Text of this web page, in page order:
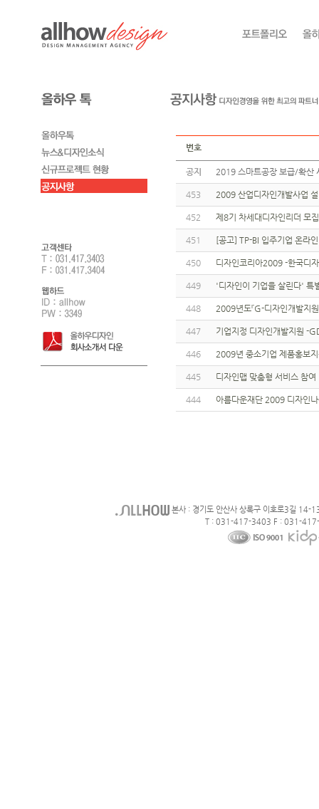
번호
공지 2019 스마트공장 보급/확
453 2009 산업디자인개발사업
452 제8기 차세대디자인리더 모
451 [공고] TP-BI 입주기업 온라
450 디자인코리아2009 -한국디
449 '디자인이 기업을 살린다' 특
448 2009년도『G-디자인개발지
447 기업지정 디자인개발지원 -
446 2009년 중소기업 제품홍보
445 디자인맵 맞춤형 서비스 참
444 아름다운재단 2009 디자인
본사 : 경기도 안산사 상록구 이호로3길 14-
T : 031-417-3403 F : 031-